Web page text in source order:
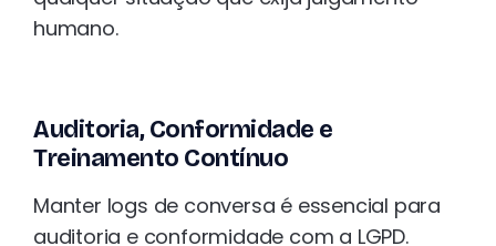
humano.
Auditoria, Conformidade e
Treinamento Contínuo
Manter logs de conversa é essencial para
auditoria e conformidade com a LGPD.